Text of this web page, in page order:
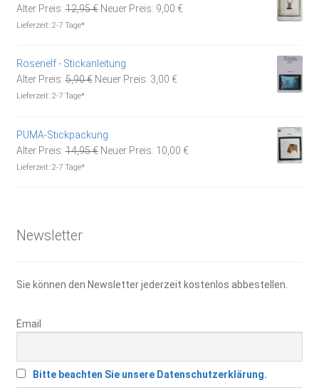
Alter Preis: 12,95€ Ursprünglicher
Neuer Preis: 9,00 €Aktueller
Lieferzeit: 2-7 Tage*
Rosenelf - Stickanleitung
Alter Preis: 5,90€ Ursprünglicher
Neuer Preis: 3,00 €Aktueller
Lieferzeit: 2-7 Tage*
PUMA-Stickpackung
Alter Preis: 14,95€ Ursprünglicher
Neuer Preis: 10,00 €Aktueller
Lieferzeit: 2-7 Tage*
Newsletter
Sie können den Newsletter jederzeit kostenlos abbestellen.
Email
Bitte beachten Sie unsere Datenschutzerklärung.